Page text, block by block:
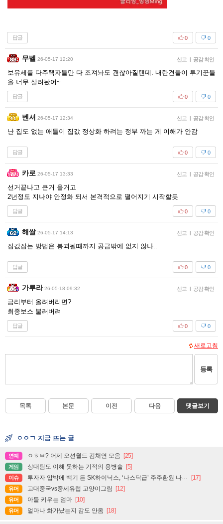
답글 0
0
무벨 26-05-17 12:20 신고 | 공감 확인
보유세를 다주택자들만 다 조져놔도 괜찮아질텐데. 내란견들이 투기꾼들
을 너무 살려놨어~
답글 0
0
벤셔 26-05-17 12:34 신고 | 공감 확인
난 집도 없는 애들이 집값 정상화 하려는 정부 까는 게 이해가 안감
답글 0
0
카로 26-05-17 13:33 신고 | 공감 확인
선거끝나고 큰거 올거고
2년정도 지나야 안정화 되서 본격적으로 떨어지기 시작할듯
답글 0
0
해쌀 26-05-17 14:13 신고 | 공감 확인
집값잡는 방법은 붕괴될때까지 공급밖에 없지 않나..
답글 0
0
가루라 26-05-18 09:32 신고 | 공감 확인
금리부터 올려버리면?
최종보스 불러버려
답글 0
0
새로고침
등록
목록 본문 이전 다음 댓글보기
ㅇㅇㄱ 지금 뜨는 글
연예 ㅇㅎㅂ? 어제 오션월드 김채연 모음 [25]
게임 상대팀도 이해 못하는 기적의 용병술 [5]
이슈 투자자 압박에 백기 든 SK하이닉스, ‘나스닥급’ 주주환원 나설까 [17]
유머 고대중국vs중세유럽 고양이그림 [12]
유머 아들 키우는 엄마 [10]
유머 얼마나 화가났는지 감도 안옴 [18]